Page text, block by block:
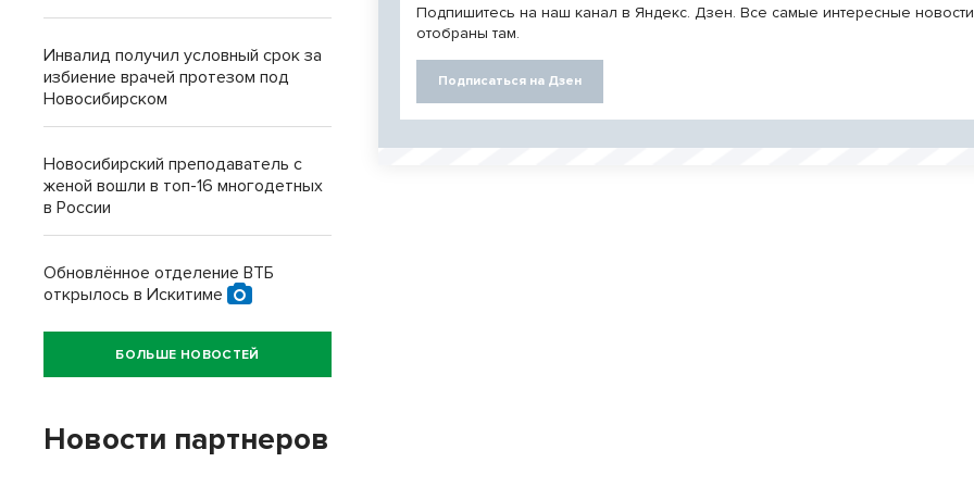
Подпишитесь на наш канал в Яндекс. Дзен. Все самые интересные новости
отобраны там.
Подписаться на Дзен
Инвалид получил условный срок за
избиение врачей протезом под
Новосибирском
Новосибирский преподаватель с
женой вошли в топ-16 многодетных
в России
Обновлённое отделение ВТБ
открылось в Искитиме
БОЛЬШЕ НОВОСТЕЙ
Новости партнеров